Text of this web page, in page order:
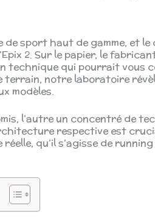
sport haut de gamme, et le
2. Sur le papier, le
technique qui pourrait vous
notre laboratoire
modèles.
l’autre un concentré de
respective est
qu’il s’agisse de